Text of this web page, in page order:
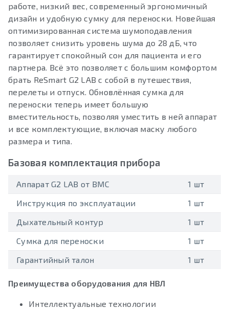
работе, низкий вес, современный эргономичный
дизайн и удобную сумку для переноски. Новейшая
оптимизированная система шумоподавления
позволяет снизить уровень шума до 28 дБ, что
гарантирует спокойный сон для пациента и его
партнера. Всё это позволяет с большим комфортом
брать ReSmart G2 LAB с собой в путешествия,
перелеты и отпуск. Обновлённая сумка для
переноски теперь имеет большую
вместительность, позволяя уместить в ней аппарат
и все комплектующие, включая маску любого
размера и типа.
Базовая комплектация прибора
Аппарат G2 LAB от BMC
1 шт
Инструкция по эксплуатации
1 шт
Дыхательный контур
1 шт
Сумка для переноски
1 шт
Гарантийный талон
1 шт
Преимущества оборудования для НВЛ
Интеллектуальные технологии